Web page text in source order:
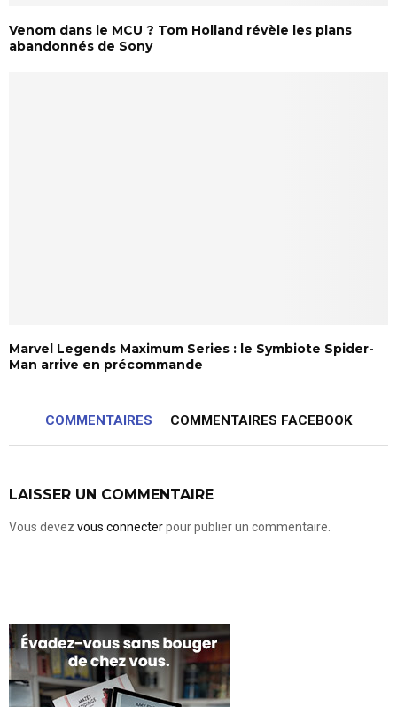
Venom dans le MCU ? Tom Holland révèle les plans
abandonnés de Sony
Marvel Legends Maximum Series : le Symbiote Spider-
Man arrive en précommande
COMMENTAIRES COMMENTAIRES FACEBOOK
LAISSER UN COMMENTAIRE
Vous devez vous connecterpour publier un commentaire.